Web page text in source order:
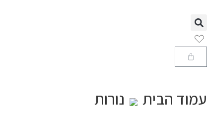
עמוד הבית נורות